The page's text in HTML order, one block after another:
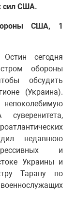
сил США.
США, 1
сегодня
обороны
обсудить
(Украина).
недавнюю
и
Украины и
Тарану по
военнослужащих